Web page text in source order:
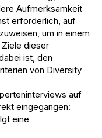
Aufmerksamkeit
erforderlich, auf
um in einem
dieser
ist, den
von Diversity
auf
eingegangen:
eine